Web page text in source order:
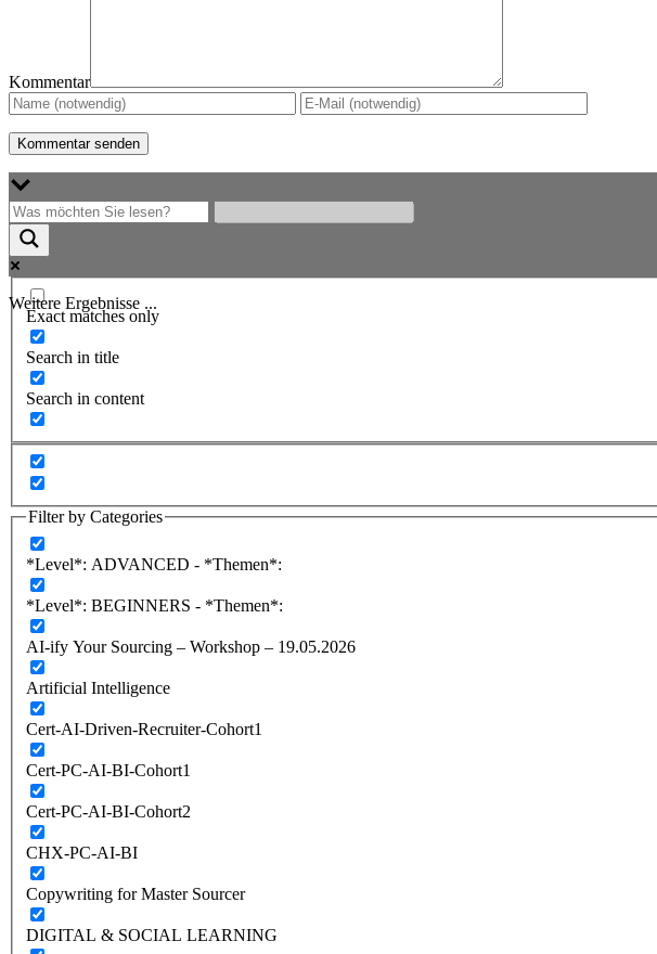
Kommentar
Weitere Ergebnisse ...
Exact matches only
Search in title
Search in content
Filter by Categories
*Level*: ADVANCED - *Themen*:
*Level*: BEGINNERS - *Themen*:
AI-ify Your Sourcing – Workshop – 19.05.2026
Artificial Intelligence
Cert-AI-Driven-Recruiter-Cohort1
Cert-PC-AI-BI-Cohort1
Cert-PC-AI-BI-Cohort2
CHX-PC-AI-BI
Copywriting for Master Sourcer
DIGITAL & SOCIAL LEARNING